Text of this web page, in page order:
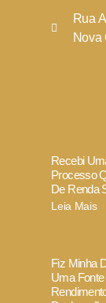
Rua
Nova
Recebi
Processo
De Renda
Leia Mais
Fiz Minha
Uma